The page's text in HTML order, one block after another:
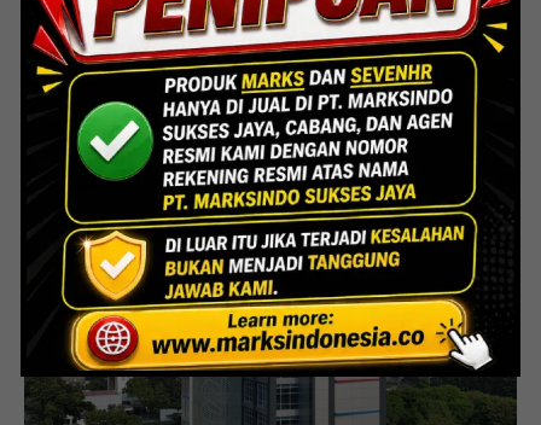
Lihat Detail Proyek
Interior Bank BTN Jatimurni, Bekasi
Lihat Detail Proyek